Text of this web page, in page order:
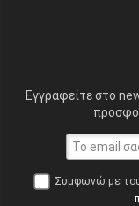
Εγγραφείτε στο
Συμφωνώ με